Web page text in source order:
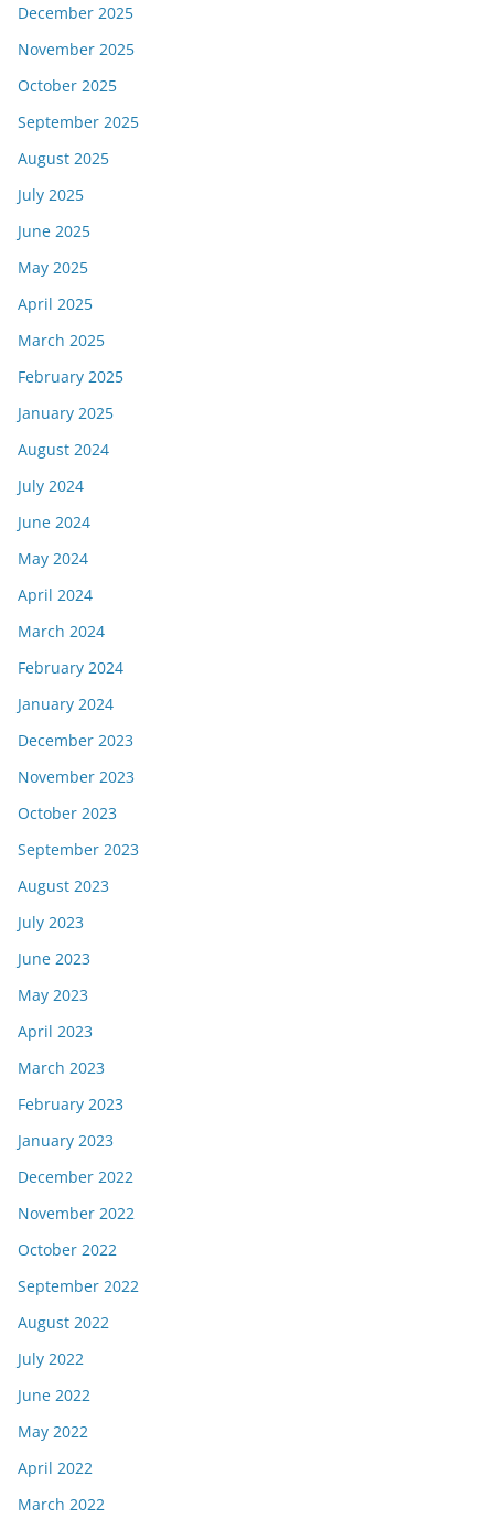
December 2025
November 2025
October 2025
September 2025
August 2025
July 2025
June 2025
May 2025
April 2025
March 2025
February 2025
January 2025
August 2024
July 2024
June 2024
May 2024
April 2024
March 2024
February 2024
January 2024
December 2023
November 2023
October 2023
September 2023
August 2023
July 2023
June 2023
May 2023
April 2023
March 2023
February 2023
January 2023
December 2022
November 2022
October 2022
September 2022
August 2022
July 2022
June 2022
May 2022
April 2022
March 2022